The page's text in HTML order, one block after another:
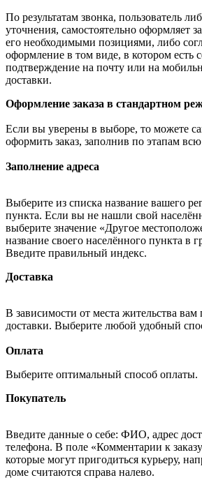
По результатам звонка, пользователь
уточнения, самостоятельно оформляет
его необходимыми позициями, либо
оформление в том виде, в котором есть
подтверждение на почту или на
доставки.
Оформление заказа в стандартном
Если вы уверены в выборе, то можете
оформить заказ, заполнив по этапам
Заполнение адреса
Выберите из списка название вашего
пункта. Если вы не нашли свой
выберите значение «Другое
название своего населённого пункта в
Введите правильный индекс.
Доставка
В зависимости от места жительства
доставки. Выберите любой удобный
Оплата
Выберите оптимальный способ оплаты.
Покупатель
Введите данные о себе: ФИО, адрес
телефона. В поле «Комментарии к
которые могут пригодиться курьеру,
доме считаются справа налево.